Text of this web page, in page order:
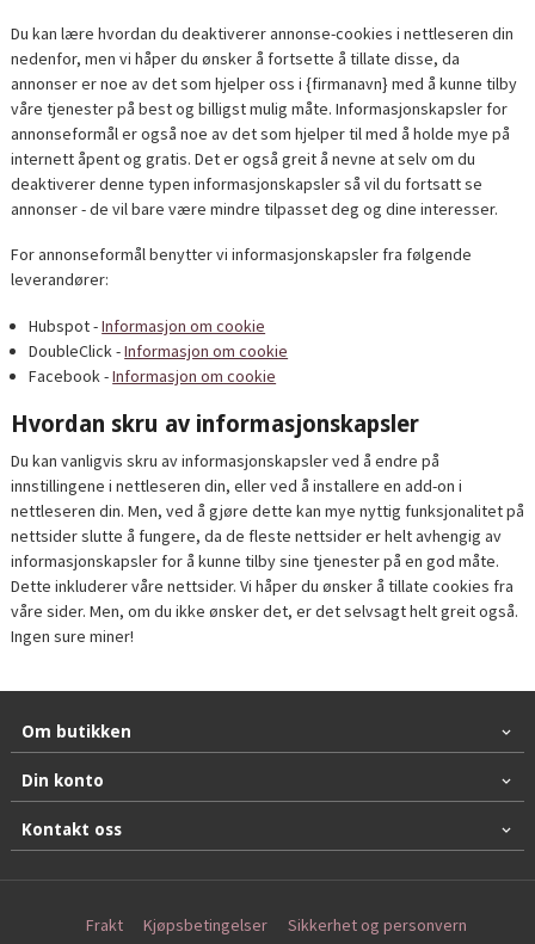
Du kan lære hvordan du deaktiverer annonse-cookies i nettleseren din
nedenfor, men vi håper du ønsker å fortsette å tillate disse, da
annonser er noe av det som hjelper oss i {firmanavn} med å kunne tilby
våre tjenester på best og billigst mulig måte. Informasjonskapsler for
annonseformål er også noe av det som hjelper til med å holde mye på
internett åpent og gratis. Det er også greit å nevne at selv om du
deaktiverer denne typen informasjonskapsler så vil du fortsatt se
annonser - de vil bare være mindre tilpasset deg og dine interesser.
For annonseformål benytter vi informasjonskapsler fra følgende
leverandører:
Hubspot -Informasjon om cookie
DoubleClick -Informasjon om cookie
Facebook -Informasjon om cookie
Hvordan skru av informasjonskapsler
Du kan vanligvis skru av informasjonskapsler ved å endre på
innstillingene i nettleseren din, eller ved å installere en add-on i
nettleseren din. Men, ved å gjøre dette kan mye nyttig funksjonalitet på
nettsider slutte å fungere, da de fleste nettsider er helt avhengig av
informasjonskapsler for å kunne tilby sine tjenester på en god måte.
Dette inkluderer våre nettsider. Vi håper du ønsker å tillate cookies fra
våre sider. Men, om du ikke ønsker det, er det selvsagt helt greit også.
Ingen sure miner!
Om butikken
Din konto
Kontakt oss
Frakt Kjøpsbetingelser Sikkerhet og personvern